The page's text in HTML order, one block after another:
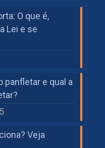
O que é,
Lei e se
panfletar e qual a
Veja